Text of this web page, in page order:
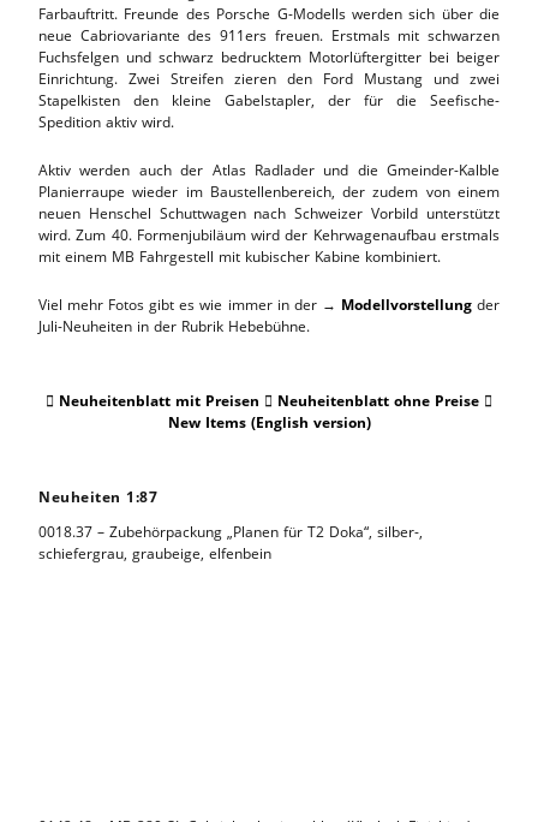
Farbauftritt. Freunde des Porsche G-Modells werden sich über die
neue Cabriovariante des 911ers freuen. Erstmals mit schwarzen
Fuchsfelgen und schwarz bedrucktem Motorlüftergitter bei beiger
Einrichtung. Zwei Streifen zieren den Ford Mustang und zwei
Stapelkisten den kleine Gabelstapler, der für die Seefische-
Spedition aktiv wird.
Aktiv werden auch der Atlas Radlader und die Gmeinder-Kalble
Planierraupe wieder im Baustellenbereich, der zudem von einem
neuen Henschel Schuttwagen nach Schweizer Vorbild unterstützt
wird. Zum 40. Formenjubiläum wird der Kehrwagenaufbau erstmals
mit einem MB Fahrgestell mit kubischer Kabine kombiniert.
Viel mehr Fotos gibt es wie immer in der → Modellvorstellungder
Juli-Neuheiten in der Rubrik Hebebühne.
 Neuheitenblatt mit Preisen  Neuheitenblatt ohne Preise 
New Items (English version)
Neuheiten 1:87
0018.37 – Zubehörpackung „Planen für T2 Doka“, silber-,
schiefergrau, graubeige, elfenbein